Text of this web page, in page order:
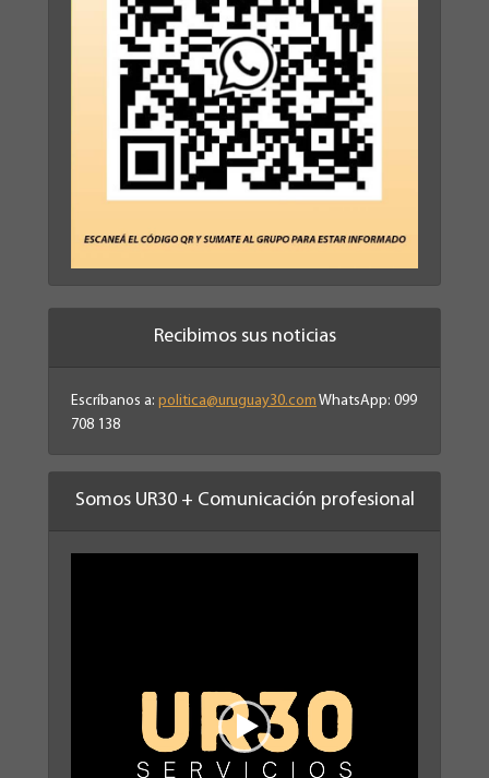
Recibimos sus noticias
Escríbanos a: politica@uruguay30.com WhatsApp: 099
708 138
Somos UR30 + Comunicación profesional